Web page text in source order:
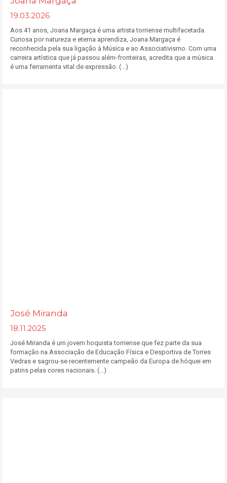
19.03.2026
Aos 41 anos, Joana Margaça é uma artista torriense multifacetada.
Curiosa por natureza e eterna aprendiza, Joana Margaça é
reconhecida pela sua ligação à Música e ao Associativismo. Com uma
carreira artística que já passou além-fronteiras, acredita que a música
é uma ferramenta vital de expressão. (...)
José Miranda
18.11.2025
José Miranda é um jovem hoquista torriense que fez parte da sua
formação na Associação de Educação Física e Desportiva de Torres
Vedras e sagrou-se recentemente campeão da Europa de hóquei em
patins pelas cores nacionais. (...)